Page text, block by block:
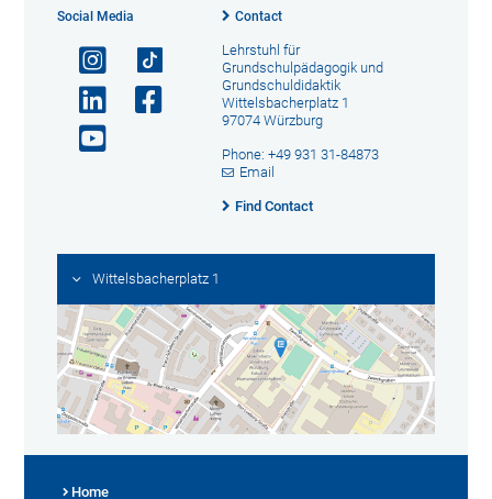
Social Media Contact
Lehrstuhl für
Grundschulpädagogik und
Grundschuldidaktik
Wittelsbacherplatz 1
97074 Würzburg
Phone: +49 931 31-84873
Email
Find Contact
Wittelsbacherplatz 1
Home